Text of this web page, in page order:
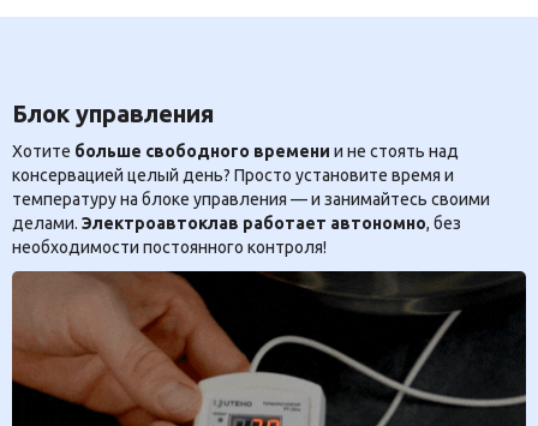
Блок управления
Хотите больше свободного времени и не стоять над
консервацией целый день? Просто установите время и
температуру на блоке управления — и занимайтесь своими
делами. Электроавтоклав работает автономно, без
необходимости постоянного контроля!